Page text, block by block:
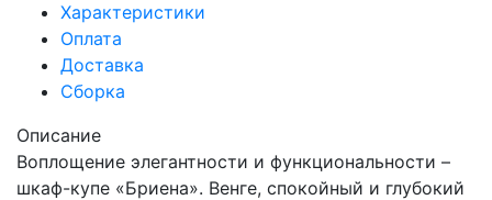
Характеристики
Оплата
Доставка
Сборка
Описание
Воплощение элегантности и функциональности –
шкаф-купе «Бриена». Венге, спокойный и глубокий